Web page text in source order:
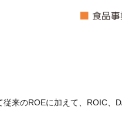
来のROEに加えて、ROIC、